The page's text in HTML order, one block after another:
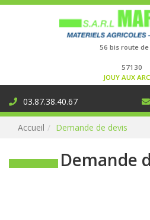
Connexion
56 bis route de
57130
JOUY AUX
03.87.38.40.67
Accueil Demande de devis
Demande